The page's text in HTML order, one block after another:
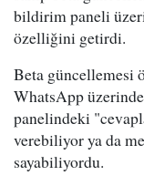
bildirim paneli
özelliğini getirdi.
Beta güncellemesi
WhatsApp
panelindeki
verebiliyor ya da
sayabiliyordu.